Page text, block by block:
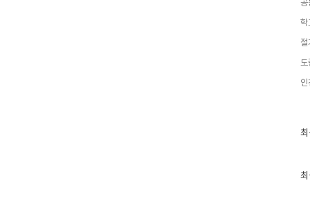
공
학
절
도
인
최
인